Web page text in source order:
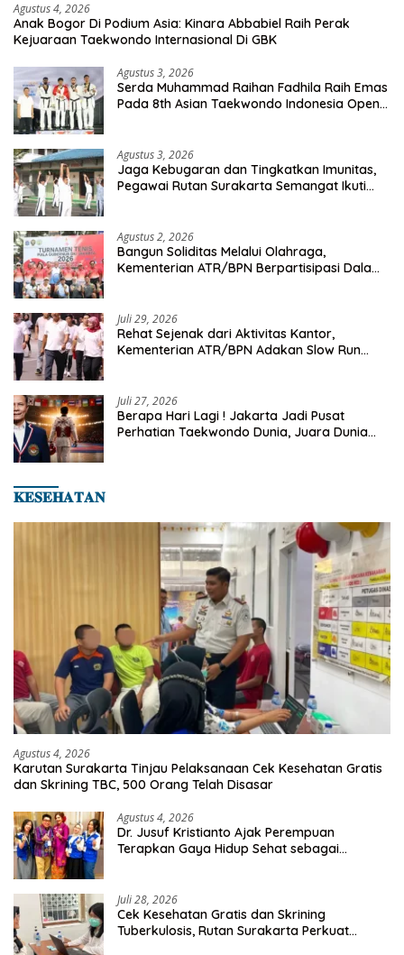
Agustus 4, 2026
Anak Bogor Di Podium Asia: Kinara Abbabiel Raih Perak
Kejuaraan Taekwondo Internasional Di GBK
Agustus 3, 2026
Serda Muhammad Raihan Fadhila Raih Emas
Pada 8th Asian Taekwondo Indonesia Open
Agustus 3, 2026
Jaga Kebugaran dan Tingkatkan Imunitas,
Pegawai Rutan Surakarta Semangat Ikuti
Agustus 2, 2026
Bangun Soliditas Melalui Olahraga,
Kementerian ATR/BPN Berpartisipasi Dalam
Juli 29, 2026
Rehat Sejenak dari Aktivitas Kantor,
Kementerian ATR/BPN Adakan Slow Run
Juli 27, 2026
Berapa Hari Lagi ! Jakarta Jadi Pusat
Perhatian Taekwondo Dunia, Juara Dunia
𝐊𝐄𝐒𝐄𝐇𝐀𝐓𝐀𝐍
Agustus 4, 2026
Karutan Surakarta Tinjau Pelaksanaan Cek Kesehatan Gratis
dan Skrining TBC, 500 Orang Telah Disasar
Agustus 4, 2026
Dr. Jusuf Kristianto Ajak Perempuan
Terapkan Gaya Hidup Sehat sebagai
Juli 28, 2026
Cek Kesehatan Gratis dan Skrining
Tuberkulosis, Rutan Surakarta Perkuat